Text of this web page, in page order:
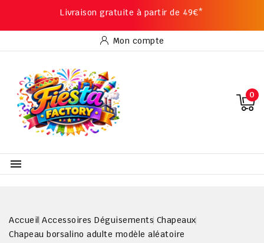
Livraison gratuite à partir de 49€*
Mon compte
0

Accueil Accessoires Déguisements Chapeaux
Chapeau borsalino adulte modèle aléatoire